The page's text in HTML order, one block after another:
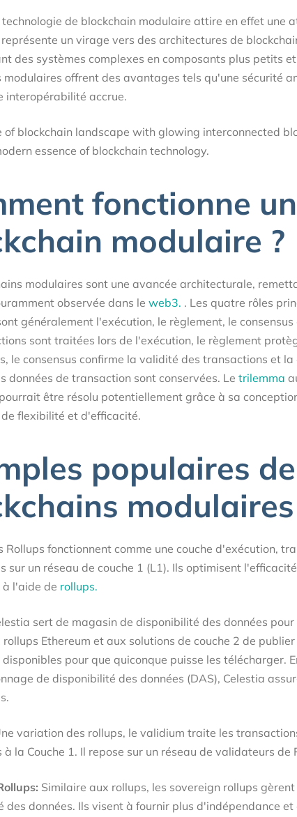
technologie de blockchain modulaire attire en effet une
un virage vers des architectures de
des systèmes complexes en composants plus petits
modulaires offrent des avantages tels qu'une sécurité
interopérabilité accrue.
fonctionne
modulaire ?
modulaires sont une avancée architecturale,
observée dans le web3. . Les quatre rôles
généralement l'exécution, le règlement, le
sont traitées lors de l'exécution, le règlement
le consensus confirme la validité des transactions et
données de transaction sont conservées. Le trilemma
être résolu potentiellement grâce à sa
flexibilité et d'efficacité.
populaires de
modulaires
Rollups fonctionnent comme une couche d'exécution,
sur un réseau de couche 1 (L1). Ils optimisent
à l'aide de rollups.
sert de magasin de disponibilité des données
Ethereum et aux solutions de couche 2 de
pour que quiconque puisse les télécharger.
de disponibilité des données (DAS), Celestia
variation des rollups, le validium traite les
à la Couche 1. Il repose sur un réseau de validateurs de
Similaire aux rollups, les sovereign rollups
des données. Ils visent à fournir plus d'indépendance